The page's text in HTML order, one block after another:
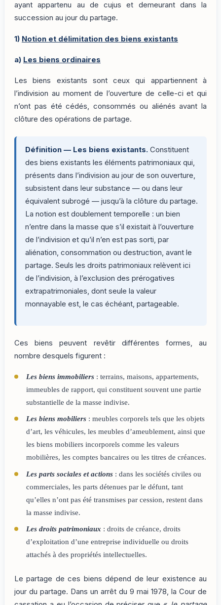
ayant appartenu au de cujus et demeurant dans la
succession au jour du partage.
1) Notion et délimitation des biens existants
a) Les biens ordinaires
Les biens existants sont ceux qui appartiennent à
l’indivision au moment de l’ouverture de celle-ci et qui
n’ont pas été cédés, consommés ou aliénés avant la
clôture des opérations de partage.
Définition — Les biens existants. Constituent
des biens existants les éléments patrimoniaux qui,
présents dans l’indivision au jour de son ouverture,
subsistent dans leur substance — ou dans leur
équivalent subrogé — jusqu’à la clôture du partage.
La notion est doublement temporelle : un bien
n’entre dans la masse que s’il existait à l’ouverture
de l’indivision et qu’il n’en est pas sorti, par
aliénation, consommation ou destruction, avant le
partage. Seuls les droits patrimoniaux relèvent ici
de l’indivision, à l’exclusion des prérogatives
extrapatrimoniales, dont seule la valeur
monnayable est, le cas échéant, partageable.
Ces biens peuvent revêtir différentes formes, au
nombre desquels figurent :
Les biens immobiliers: terrains, maisons, appartements,
immeubles de rapport, qui constituent souvent une partie
substantielle de la masse indivise.
Les biens mobiliers: meubles corporels tels que les objets
d’art, les véhicules, les meubles d’ameublement, ainsi que
les biens mobiliers incorporels comme les valeurs
mobilières, les comptes bancaires ou les titres de créances.
Les parts sociales et actions: dans les sociétés civiles ou
commerciales, les parts détenues par le défunt, tant
qu’elles n’ont pas été transmises par cession, restent dans
la masse indivise.
Les droits patrimoniaux : droits de créance, droits
d’exploitation d’une entreprise individuelle ou droits
attachés à des propriétés intellectuelles.
Le partage de ces biens dépend de leur existence au
jour du partage. Dans un arrêt du 9 mai 1978, la Cour de